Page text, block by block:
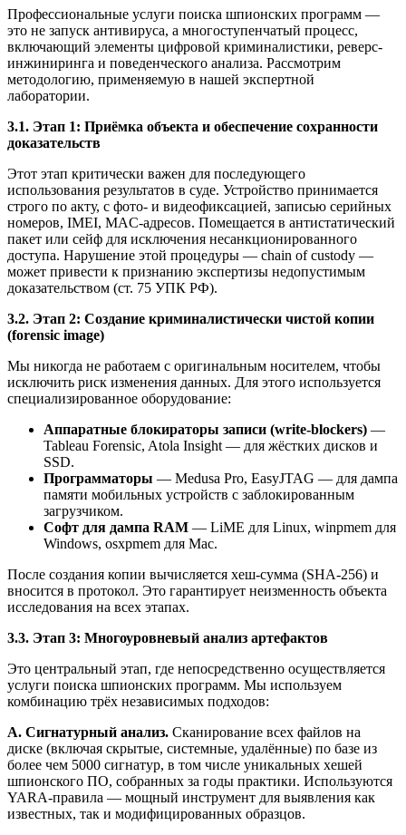
Профессиональные услуги поиска шпионских программ —
это не запуск антивируса, а многоступенчатый процесс,
включающий элементы цифровой криминалистики, реверс-
инжиниринга и поведенческого анализа. Рассмотрим
методологию, применяемую в нашей экспертной
лаборатории.
3.1. Этап 1: Приёмка объекта и обеспечение сохранности
доказательств
Этот этап критически важен для последующего
использования результатов в суде. Устройство принимается
строго по акту, с фото- и видеофиксацией, записью серийных
номеров, IMEI, MAC-адресов. Помещается в антистатический
пакет или сейф для исключения несанкционированного
доступа. Нарушение этой процедуры — chain of custody —
может привести к признанию экспертизы недопустимым
доказательством (ст. 75 УПК РФ).
3.2. Этап 2: Создание криминалистически чистой копии
(forensic image)
Мы никогда не работаем с оригинальным носителем, чтобы
исключить риск изменения данных. Для этого используется
специализированное оборудование:
Аппаратные блокираторы записи (write-blockers) —
Tableau Forensic, Atola Insight — для жёстких дисков и
SSD.
Программаторы — Medusa Pro, EasyJTAG — для дампа
памяти мобильных устройств с заблокированным
загрузчиком.
Софт для дампа RAM — LiME для Linux, winpmem для
Windows, osxpmem для Mac.
После создания копии вычисляется хеш-сумма (SHA-256) и
вносится в протокол. Это гарантирует неизменность объекта
исследования на всех этапах.
3.3. Этап 3: Многоуровневый анализ артефактов
Это центральный этап, где непосредственно осуществляется
услуги поиска шпионских программ. Мы используем
комбинацию трёх независимых подходов:
А. Сигнатурный анализ. Сканирование всех файлов на
диске (включая скрытые, системные, удалённые) по базе из
более чем 5000 сигнатур, в том числе уникальных хешей
шпионского ПО, собранных за годы практики. Используются
YARA-правила — мощный инструмент для выявления как
известных, так и модифицированных образцов.